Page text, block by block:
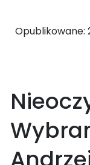
Opublikowane: